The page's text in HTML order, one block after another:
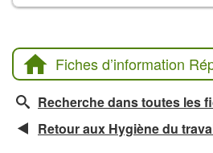
Fiches d’information
Recherche dans toutes les
Retour aux Hygiène du